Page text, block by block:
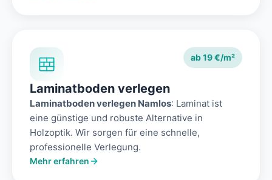
ab 19 €/m²
Laminatboden verlegen
Laminatboden verlegen Namlos: Laminat ist
eine günstige und robuste Alternative in
Holzoptik. Wir sorgen für eine schnelle,
professionelle Verlegung.
Mehr erfahren